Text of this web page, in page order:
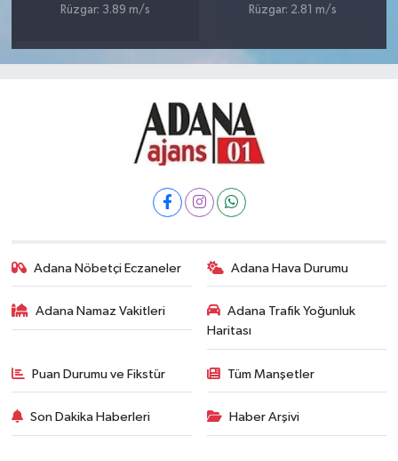
Rüzgar: 3.89 m/s
Rüzgar: 2.81 m/s
Adana Nöbetçi Eczaneler Adana Hava Durumu
Adana Namaz Vakitleri
Adana Trafik Yoğunluk
Haritası
Puan Durumu ve Fikstür Tüm Manşetler
Son Dakika Haberleri Haber Arşivi